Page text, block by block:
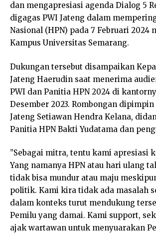
dan mengapresiasi agenda Dialog 5
digagas PWI Jateng dalam
Nasional (HPN) pada 7 Februari 2024
Kampus Universitas Semarang.
Dukungan tersebut disampaikan
Jateng Haerudin saat menerima
PWI dan Panitia HPN 2024 di
Desember 2023. Rombongan
Jateng Setiawan Hendra Kelana,
Panitia HPN Bakti Yudatama dan
”Sebagai mitra, tentu kami apresiasi
Yang namanya HPN atau hari ulang
tidak bisa mundur atau maju
politik. Kami kira tidak ada masalah
dalam konteks turut mendukung
Pemilu yang damai. Kami support,
ajak wartawan untuk menyuarakan